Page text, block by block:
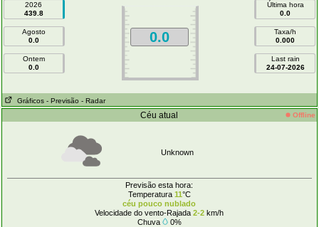
2026
439.8
Agosto
0.0
Ontem
0.0
0.0
Última hora
0.0
Taxa/h
0.000
Last rain
24-07-2026
Gráficos - Previsão - Radar
Céu atual Offline
Unknown
Previsão esta hora:
Temperatura 11°C
céu pouco nublado
Velocidade do vento-Rajada 2-2 km/h
Chuva
0%